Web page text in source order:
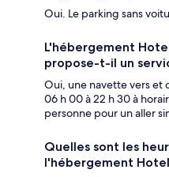
Oui. Le parking sans
L'hébergement
propose-t-il un
Oui, une navette vers et
06 h 00 à 22 h 30 à
personne pour un aller
Quelles sont les
l'hébergement